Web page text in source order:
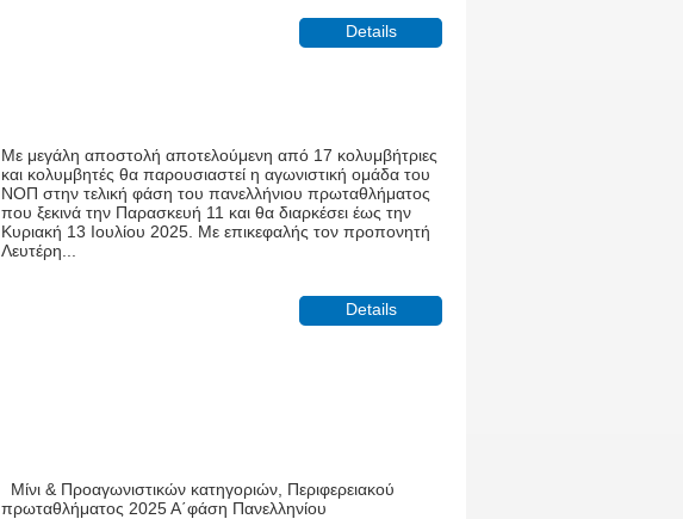
Details
Με μεγάλη αποστολή αποτελούμενη από 17 κολυμβήτριες
και κολυμβητές θα παρουσιαστεί η αγωνιστική ομάδα του
ΝΟΠ στην τελική φάση του πανελλήνιου πρωταθλήματος
που ξεκινά την Παρασκευή 11 και θα διαρκέσει έως την
Κυριακή 13 Ιουλίου 2025. Με επικεφαλής τον προπονητή
Λευτέρη...
Details
Μίνι & Προαγωνιστικών κατηγοριών, Περιφερειακού
πρωταθλήματος 2025 Α΄φάση Πανελληνίου